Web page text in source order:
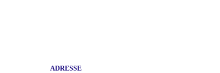
ADRESSE